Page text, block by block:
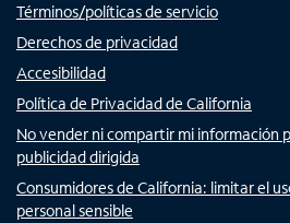
Términos/políticas de servicio
Derechos de privacidad
Accesibilidad
Política de Privacidad de California
No vender ni compartir mi información
publicidad dirigida
Consumidores de California: limitar el
personal sensible